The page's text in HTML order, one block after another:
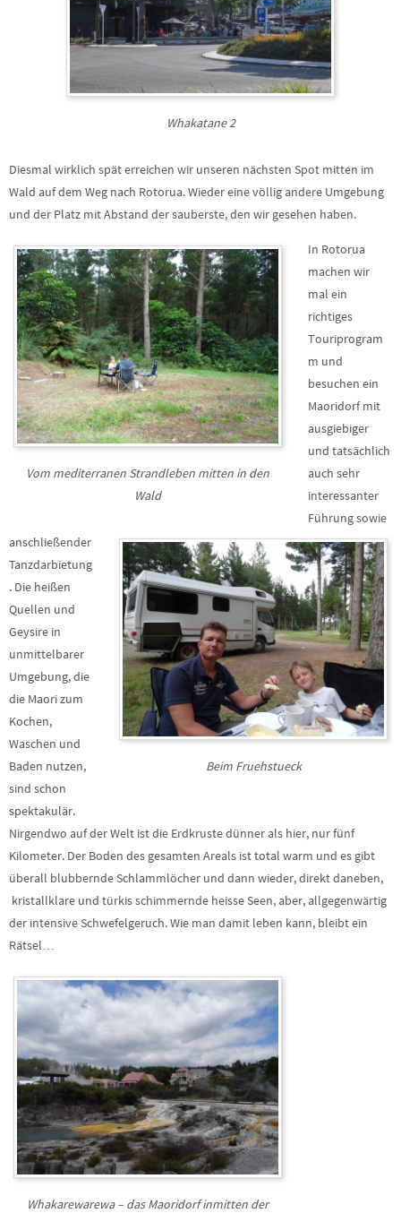
Whakatane 2
Diesmal wirklich spät erreichen wir unseren nächsten Spot mitten im
Wald auf dem Weg nach Rotorua. Wieder eine völlig andere Umgebung
und der Platz mit Abstand der sauberste, den wir gesehen haben.
Vom mediterranen Strandleben mitten in den
Wald
Beim Fruehstueck
In Rotorua
machen wir
mal ein
richtiges
Touriprogram
m und
besuchen ein
Maoridorf mit
ausgiebiger
und tatsächlich
auch sehr
interessanter
Führung sowie
anschließender
Tanzdarbietung
. Die heißen
Quellen und
Geysire in
unmittelbarer
Umgebung, die
die Maori zum
Kochen,
Waschen und
Baden nutzen,
sind schon
spektakulär.
Nirgendwo auf der Welt ist die Erdkruste dünner als hier, nur fünf
Kilometer. Der Boden des gesamten Areals ist total warm und es gibt
überall blubbernde Schlammlöcher und dann wieder, direkt daneben,
kristallklare und türkis schimmernde heisse Seen, aber, allgegenwärtig
der intensive Schwefelgeruch. Wie man damit leben kann, bleibt ein
Rätsel…
Whakarewarewa – das Maoridorf inmitten der